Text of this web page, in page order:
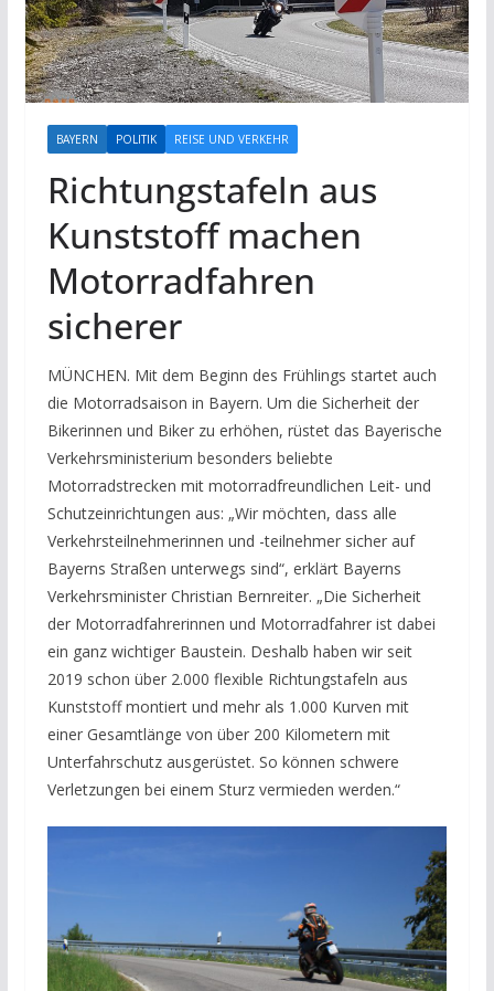
BAYERN POLITIK REISE UND VERKEHR
Richtungstafeln aus
Kunststoff machen
Motorradfahren
sicherer
MÜNCHEN. Mit dem Beginn des Frühlings startet auch
die Motorradsaison in Bayern. Um die Sicherheit der
Bikerinnen und Biker zu erhöhen, rüstet das Bayerische
Verkehrsministerium besonders beliebte
Motorradstrecken mit motorradfreundlichen Leit- und
Schutzeinrichtungen aus: „Wir möchten, dass alle
Verkehrsteilnehmerinnen und -teilnehmer sicher auf
Bayerns Straßen unterwegs sind“, erklärt Bayerns
Verkehrsminister Christian Bernreiter. „Die Sicherheit
der Motorradfahrerinnen und Motorradfahrer ist dabei
ein ganz wichtiger Baustein. Deshalb haben wir seit
2019 schon über 2.000 flexible Richtungstafeln aus
Kunststoff montiert und mehr als 1.000 Kurven mit
einer Gesamtlänge von über 200 Kilometern mit
Unterfahrschutz ausgerüstet. So können schwere
Verletzungen bei einem Sturz vermieden werden.“